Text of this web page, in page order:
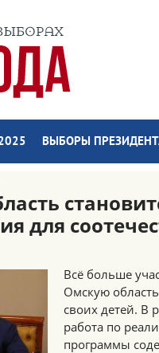
ВЫБОРЫ
для
Всё больше
Омскую
своих детей. В
работа по
программы